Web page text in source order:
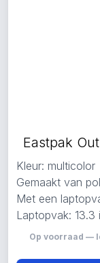
Eastpak
Kleur: multicolor
Gemaakt van
Met een
Laptopvak: 13.3
Op voorraad —